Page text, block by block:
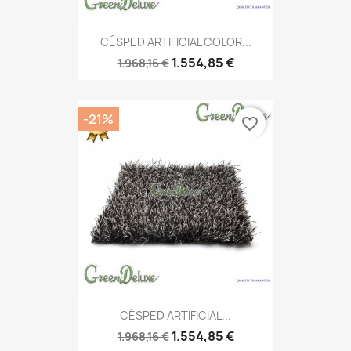
CÉSPED ARTIFICIAL COLOR...
1.968,16 € 1.554,85 €
CÉSPED ARTIFICIAL...
1.968,16 € 1.554,85 €
-21% favorite_border